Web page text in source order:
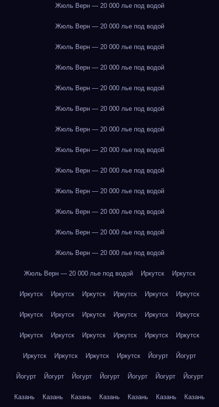
Жюль Верн — 20 000 лье под водой
Жюль Верн — 20 000 лье под водой
Жюль Верн — 20 000 лье под водой
Жюль Верн — 20 000 лье под водой
Жюль Верн — 20 000 лье под водой
Жюль Верн — 20 000 лье под водой
Жюль Верн — 20 000 лье под водой
Жюль Верн — 20 000 лье под водой
Жюль Верн — 20 000 лье под водой
Жюль Верн — 20 000 лье под водой
Жюль Верн — 20 000 лье под водой
Жюль Верн — 20 000 лье под водой
Жюль Верн — 20 000 лье под водой
Жюль Верн — 20 000 лье под водой Иркутск Иркутск
Иркутск Иркутск Иркутск Иркутск Иркутск Иркутск
Иркутск Иркутск Иркутск Иркутск Иркутск Иркутск
Иркутск Иркутск Иркутск Иркутск Иркутск Иркутск
Иркутск Иркутск Иркутск Иркутск Йогурт Йогурт
Йогурт Йогурт Йогурт Йогурт Йогурт Йогурт Йогурт
Казань Казань Казань Казань Казань Казань Казань